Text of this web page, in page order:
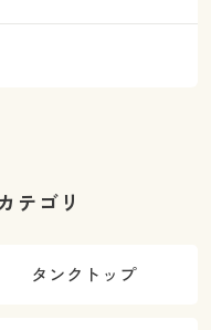
テゴリ
タンクトップ